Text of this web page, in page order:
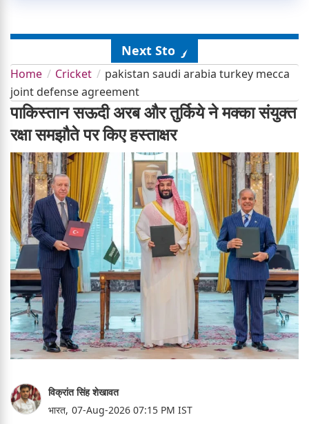
Next Story
Home Cricket
pakistan saudi arabia turkey mecca
joint defense agreement
पाकिस्तान सऊदी अरब और तुर्किये ने मक्का संयुक्त
रक्षा समझौते पर किए हस्ताक्षर
विक्रांत सिंह शेखावत
भारत, 07-Aug-2026 07:15 PM IST